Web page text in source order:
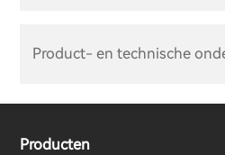
Product- en technische
Producten